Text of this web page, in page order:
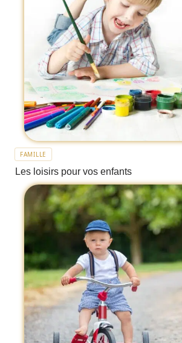
FAMILLE
Les loisirs pour vos enfants